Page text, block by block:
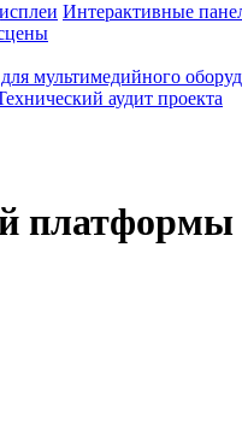
Интерактивные
мультимедийного
аудит проекта